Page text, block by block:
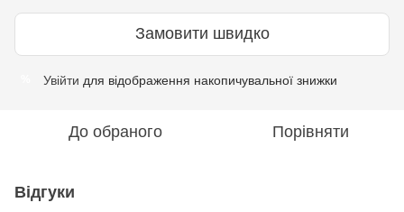
Замовити швидко
Увійти для відображення накопичувальної знижки
До обраного Порівняти
Відгуки